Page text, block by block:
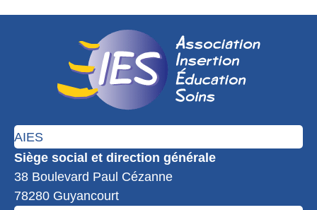
AIES
Siège social et direction générale
38 Boulevard Paul Cézanne
78280 Guyancourt